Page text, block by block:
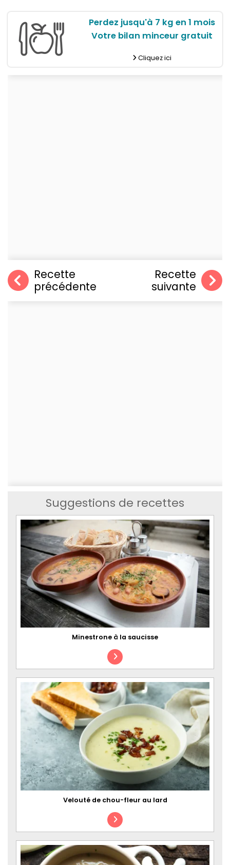
Perdez jusqu'à 7 kg en 1 mois
Votre bilan minceur gratuit
Cliquez ici
Recette
précédente
Recette
suivante
Suggestions de recettes
Minestrone à la saucisse
Velouté de chou-fleur au lard